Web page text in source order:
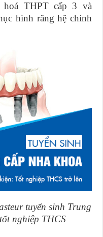
hoá THPT cấp 3 và
hình răng hệ chính
tuyển sinh Trung
nghiệp THCS